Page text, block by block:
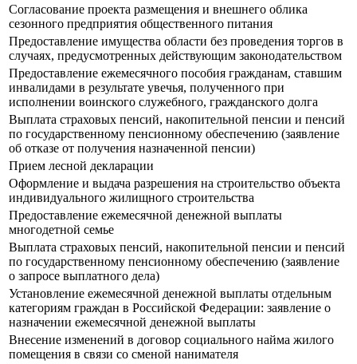
Согласование проекта размещения и внешнего облика
сезонного предприятия общественного питания
Предоставление имущества области без проведения торгов в
случаях, предусмотренных действующим законодательством
Предоставление ежемесячного пособия гражданам, ставшим
инвалидами в результате увечья, полученного при
исполнении воинского служебного, гражданского долга
Выплата страховых пенсий, накопительной пенсии и пенсий
по государственному пенсионному обеспечению (заявление
об отказе от получения назначенной пенсии)
Прием лесной декларации
Оформление и выдача разрешения на строительство объекта
индивидуального жилищного строительства
Предоставление ежемесячной денежной выплаты
многодетной семье
Выплата страховых пенсий, накопительной пенсии и пенсий
по государственному пенсионному обеспечению (заявление
о запросе выплатного дела)
Установление ежемесячной денежной выплаты отдельным
категориям граждан в Российской Федерации: заявление о
назначении ежемесячной денежной выплаты
Внесение изменений в договор социального найма жилого
помещения в связи со сменой нанимателя